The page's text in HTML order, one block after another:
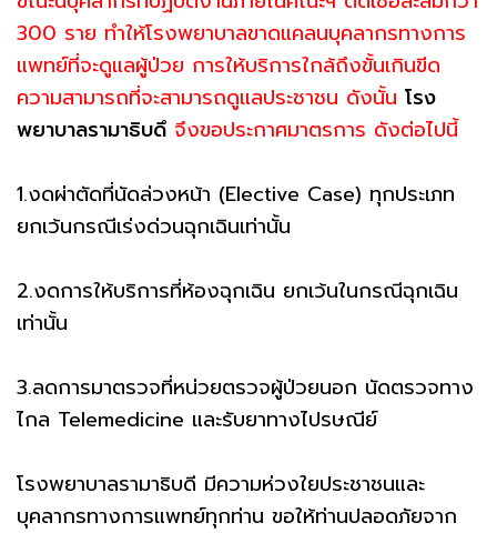
300 ราย ทำให้โรงพยาบาลขาดแคลนบุคลากรทางการ
แพทย์ที่จะดูแลผู้ป่วย การให้บริการใกล้ถึงขั้นเกินขีด
ความสามารถที่จะสามารถดูแลประชาชน ดังนั้น โรง
พยาบาลรามาธิบดึ จึงขอประกาศมาตรการ ดังต่อไปนี้
1.งดผ่าตัดที่นัดล่วงหน้า (Elective Case) ทุกประเภท
ยกเว้นกรณีเร่งด่วนฉุกเฉินเท่านั้น
2.งดการให้บริการที่ห้องฉุกเฉิน ยกเว้นในกรณีฉุกเฉิน
เท่านั้น
3.ลดการมาตรวจที่หน่วยตรวจผู้ป่วยนอก นัดตรวจทาง
ไกล Telemedicine และรับยาทางไปรษณีย์
โรงพยาบาลรามาธิบดี มีความห่วงใยประชาชนและ
บุคลากรทางการแพทย์ทุกท่าน ขอให้ท่านปลอดภัยจาก